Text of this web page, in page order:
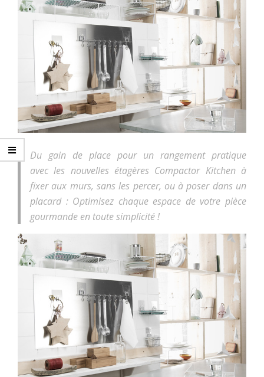
Du gain de place pour un rangement pratique
avec les nouvelles étagères Compactor Kitchen à
fixer aux murs, sans les percer, ou à poser dans un
placard : Optimisez chaque espace de votre pièce
gourmande en toute simplicité !